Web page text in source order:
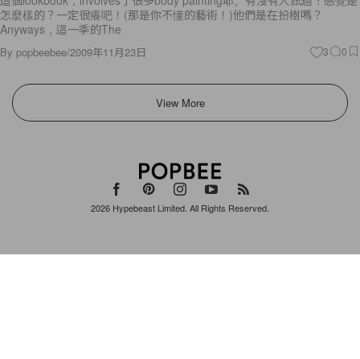
怎麼樣的？一定很癢吧！(那是你不懂的藝術！)他們是在扮樹嗎？
Anyways，這一季的The
By popbeebee/2009年11月23日 3 0
View More
2026 Hypebeast Limited . All Rights Reserved.